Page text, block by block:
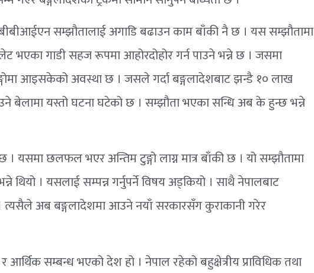
बीबीआईएन सम्झौतालाई अगाडि बढाउन काम बाँकी नै छ । यस सम्झौतामा
भएका गाडी सहज रूपमा आहोरदोहोर गर्न पाउने भन्ने छ । जसमा
आइसकेको अवस्था छ । जसले गर्दा बङ्गलादेशबाट झन्डै १० लाख
बेलामा यस्तो घटना घटेको छ । सम्झौता भएका सन्धि अब के हुन्छ भन्ने
छ । यसमा छलफल भएर अन्तिम टुङ्गो लाग्न मात्र बाँकी छ । यो सम्झौतामा
। यसलाई सम्पन्न गर्नुपर्ने विषय अड्कियो । साथै नेपालबाट
। त्यसैले अब बङ्गलादेशमा आउने नयाँ सरकारसँग कुराकानी गरेर
सम्बन्ध भएको देश हो । नेपाल रहेको बहुक्षेत्रीय प्राविधिक तथा